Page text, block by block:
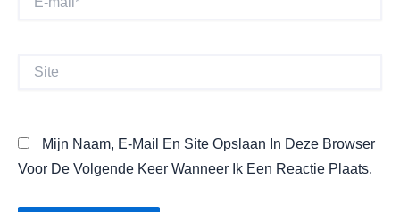
Site
Mijn Naam, E-Mail En Site Opslaan In Deze Browser
Voor De Volgende Keer Wanneer Ik Een Reactie Plaats.